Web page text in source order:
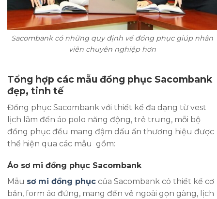
Sacombank có những quy định về đồng phục giúp nhân
viên chuyên nghiệp hơn
Tổng hợp các mẫu đồng phục Sacombank
đẹp, tinh tế
Đồng phục Sacombank với thiết kế đa dạng từ vest
lịch lãm đến áo polo năng động, trẻ trung, mỗi bộ
đồng phục đều mang đậm dấu ấn thương hiệu được
thể hiện qua các mẫu gồm:
Áo sơ mi đồng phục Sacombank
Mẫu sơ mi đồng phục của Sacombank có thiết kế cơ
bản, form áo đứng, mang đến vẻ ngoài gọn gàng, lịch